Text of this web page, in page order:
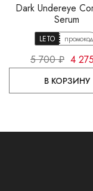
Dark Undereye
Serum
LETO промокод
5 700 ₽ 4
В КОРЗИНУ